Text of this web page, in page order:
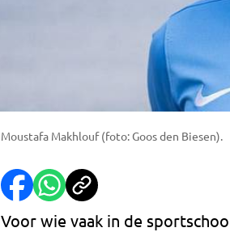
Moustafa Makhlouf (foto: Goos den Biesen).
Voor wie vaak in de